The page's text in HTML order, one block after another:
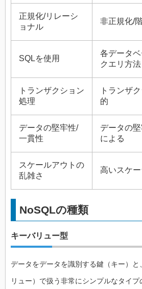
正規化/リレーシ
ョナル
非正規化/
SQLを使用
各データ
クエリ方法
トランザクション
処理
トランザ
的
データの堅牢性/
一貫性
データの
による
スケールアウトの
乱雑さ
高いスケ
NoSQLの種類
キーバリュー型
データをデータを識別する鍵（キー）
リュー）で扱う非常にシンプルなタイプ